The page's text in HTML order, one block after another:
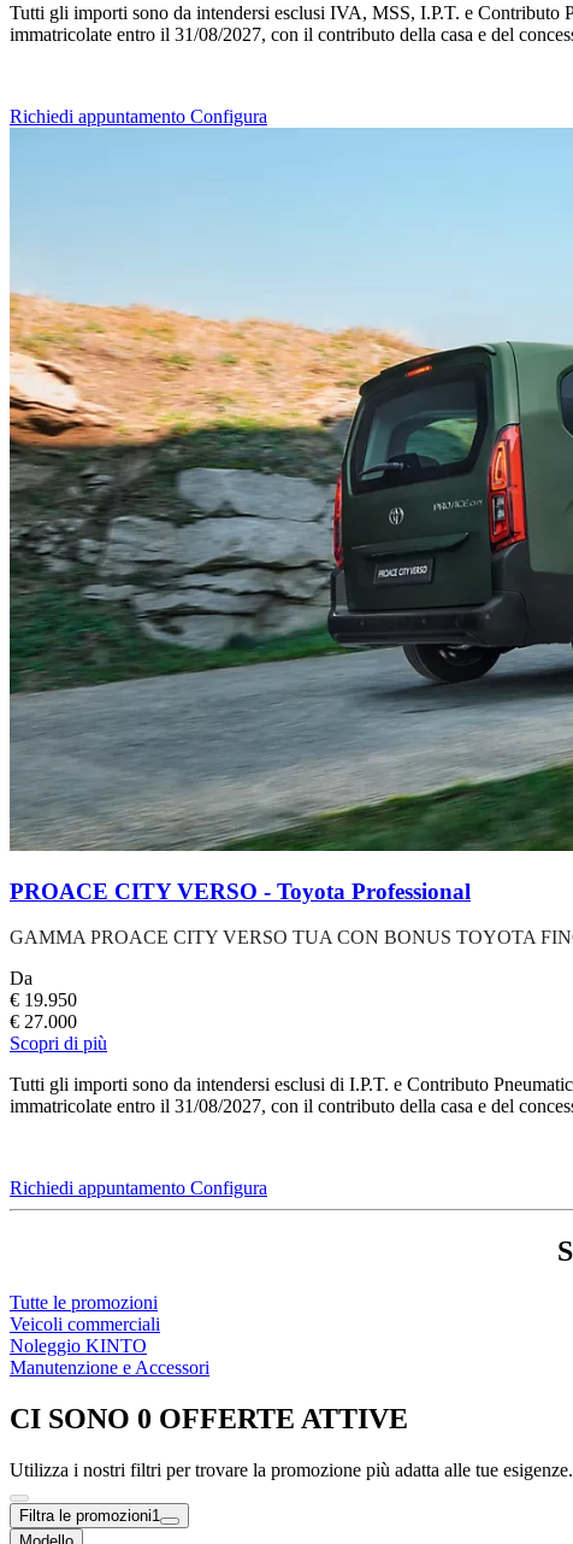
Tutti gli importi sono da intendersi esclusi IVA, MSS, I.P.T. e Contributo
immatricolate entro il 31/08/2027, con il contributo della casa e del
Richiedi appuntamento Configura
PROACE CITY VERSO - Toyota Professional
GAMMA PROACE CITY VERSO TUA CON BONUS TOYOTA
Da
€ 19.950
€ 27.000
Scopri di più
Tutti gli importi sono da intendersi esclusi di I.P.T. e Contributo
immatricolate entro il 31/08/2027, con il contributo della casa e del
Richiedi appuntamento Configura
Tutte le promozioni
Veicoli commerciali
Noleggio KINTO
Manutenzione e Accessori
CI SONO 0 OFFERTE ATTIVE
Utilizza i nostri filtri per trovare la promozione più adatta alle tue esigenze.
Filtra le promozioni1